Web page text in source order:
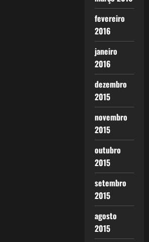
fevereiro
2016
janeiro
2016
dezembro
2015
novembro
2015
outubro
2015
setembro
2015
agosto
2015